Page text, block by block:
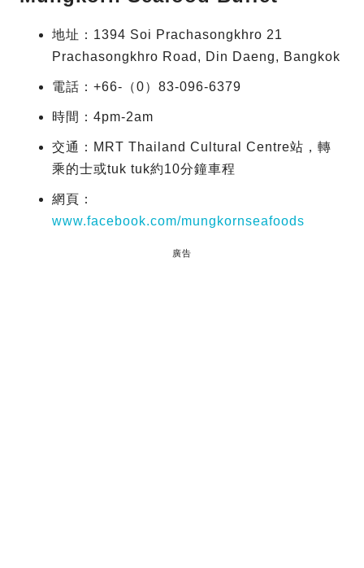
地址：1394 Soi Prachasongkhro 21
Prachasongkhro Road, Din Daeng, Bangkok
電話：+66-（0）83-096-6379
時間：4pm-2am
交通：MRT Thailand Cultural Centre站，轉
乘的士或tuk tuk約10分鐘車程
網頁：
www.facebook.com/mungkornseafoods
廣告